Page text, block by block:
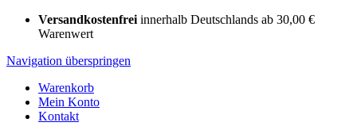
Versandkostenfrei innerhalb Deutschlands ab 30,00 €
Warenwert
Navigation überspringen
Warenkorb
Mein Konto
Kontakt